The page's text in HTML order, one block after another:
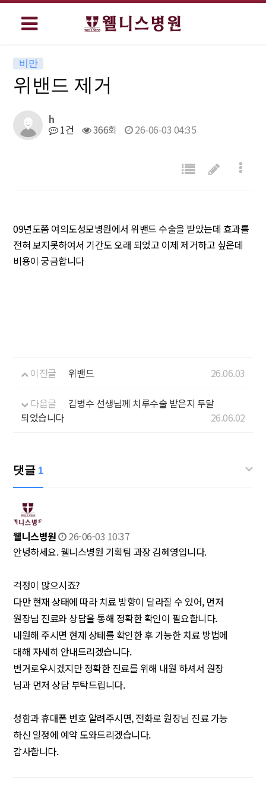
비만
위밴드 제거
h
1건 366회 26-06-03 04:35
09년도쯤 여의도성모병원에서 위밴드 수술을 받았는데 효과를
전혀 보지못하여서 기간도 오래 되었고 이제 제거하고 싶은데
비용이 궁금합니다
이전글 위밴드 26.06.03
다음글
김병수 선생님께 치루수술 받은지 두달
되었습니다
26.06.02
댓글 1
웰니스병원
26-06-03 10:37
안녕하세요. 웰니스병원 기획팀 과장 김혜영입니다.
걱정이 많으시죠?
다만 현재 상태에 따라 치료 방향이 달라질 수 있어, 먼저
원장님 진료와 상담을 통해 정확한 확인이 필요합니다.
내원해 주시면 현재 상태를 확인한 후 가능한 치료 방법에
대해 자세히 안내드리겠습니다.
번거로우시겠지만 정확한 진료를 위해 내원 하셔서 원장
님과 먼저 상담 부탁드립니다.
성함과 휴대폰 번호 알려주시면, 전화로 원장님 진료 가능
하신 일정에 예약 도와드리겠습니다.
감사합니다.